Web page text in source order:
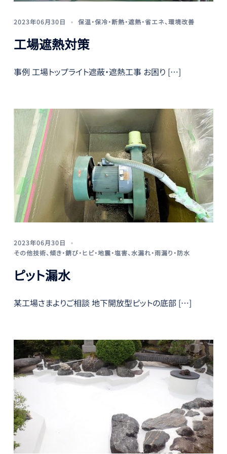
2023年06月30日 保温・保冷・断熱・遮熱・省エネ、環境改善
工場遮熱対策
事例 工場トップライト遮蔽・遮熱工事 お困り […]
2023年06月30日
その他技術、傾き・錆び・ヒビ・地震・塩害、水漏れ・雨漏り・防水
ピット漏水
某工場さまよりご相談 地下開放型ピットの底部 […]